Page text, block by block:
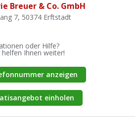
Breuer & Co. GmbH
7, 50374 Erftstadt
oder Hilfe?
Ihnen weiter!
anzeigen
einholen